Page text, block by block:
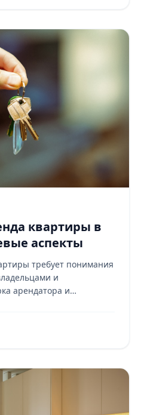
квартиры в
аспекты
требует понимания
и
арендатора и